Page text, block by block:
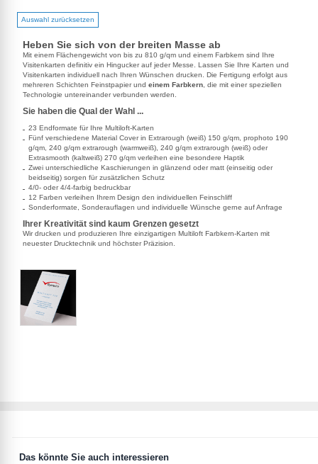
Auswahl zurücksetzen
Heben Sie sich von der breiten Masse ab
Mit einem Flächengewicht von bis zu 810 g/qm und einem Farbkern sind Ihre
Visitenkarten definitiv ein Hingucker auf jeder Messe. Lassen Sie Ihre Karten und
Visitenkarten individuell nach Ihren Wünschen drucken. Die Fertigung erfolgt aus
mehreren Schichten Feinstpapier und einem Farbkern , die mit einer speziellen
Technologie untereinander verbunden werden.
Sie haben die Qual der Wahl ...
23 Endformate für Ihre Multiloft-Karten
Fünf verschiedene Material Cover in Extrarough (weiß) 150 g/qm, prophoto 190
g/qm, 240 g/qm extrarough (warmweiß), 240 g/qm extrarough (weiß) oder
Extrasmooth (kaltweiß) 270 g/qm verleihen eine besondere Haptik
Zwei unterschiedliche Kaschierungen in glänzend oder matt (einseitig oder
beidseitig) sorgen für zusätzlichen Schutz
4/0- oder 4/4-farbig bedruckbar
12 Farben verleihen Ihrem Design den individuellen Feinschliff
Sonderformate, Sonderauflagen und individuelle Wünsche gerne auf Anfrage
Ihrer Kreativität sind kaum Grenzen gesetzt
Wir drucken und produzieren Ihre einzigartigen Multiloft Farbkern-Karten mit
neuester Drucktechnik und höchster Präzision.
Das könnte Sie auch interessieren